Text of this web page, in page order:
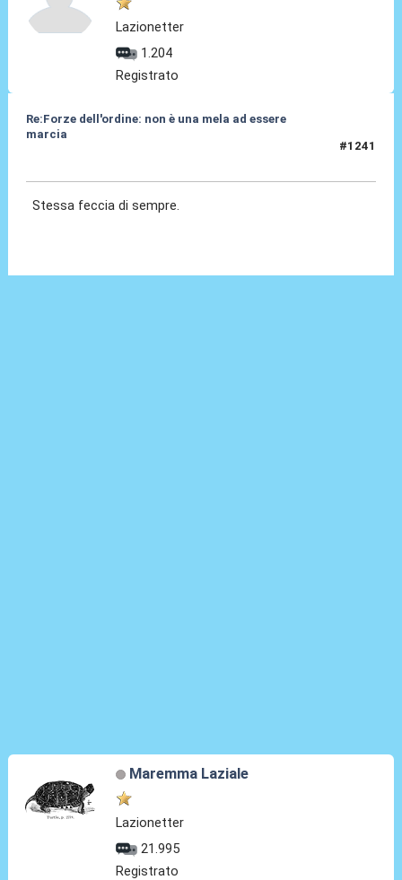
Lazionetter
1.204
Registrato
Re:Forze dell'ordine: non è una mela ad essere
marcia
#1241
Stessa feccia di sempre.
Maremma Laziale
Lazionetter
21.995
Registrato